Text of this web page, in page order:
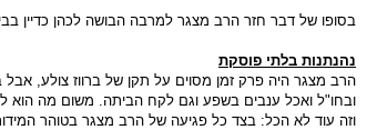
בסופו של דבר חזר הרב מצגר למרבה הבושה לכהן כדיין בבית
נהנתנות בלתי פוסקת
הרב מצגר היה פרק זמן מסוים על תקן של ברווז צולע,
ובחו"ל ואכל ענבים בשפע וגם לקח הביתה. משום מה הוא
וזה עוד לא הכל: בצד כל פגיעה של הרב מצגר בטוהר